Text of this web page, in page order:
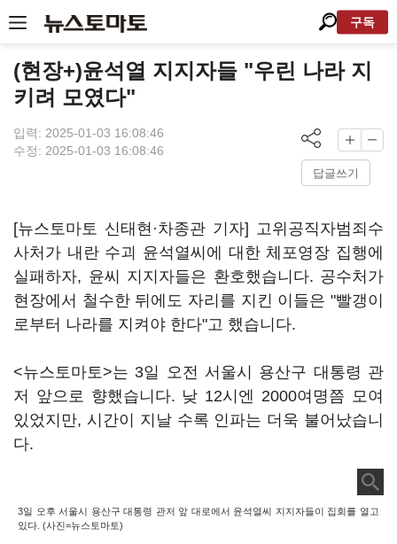
구독
(현장+)윤석열 지지자들 "우린 나라 지
키려 모였다"
입력: 2025-01-03 16:08:46
수정: 2025-01-03 16:08:46
답글쓰기
[뉴스토마토 신태현·차종관 기자] 고위공직자범죄수
사처가 내란 수괴 윤석열씨에 대한 체포영장 집행에
실패하자, 윤씨 지지자들은 환호했습니다. 공수처가
현장에서 철수한 뒤에도 자리를 지킨 이들은 "빨갱이
로부터 나라를 지켜야 한다"고 했습니다.
<뉴스토마토>는 3일 오전 서울시 용산구 대통령 관
저 앞으로 향했습니다. 낮 12시엔 2000여명쯤 모여
있었지만, 시간이 지날 수록 인파는 더욱 불어났습니
다.
3일 오후 서울시 용산구 대통령 관저 앞 대로에서 윤석열씨 지지자들이 집회를 열고
있다. (사진=뉴스토마토)